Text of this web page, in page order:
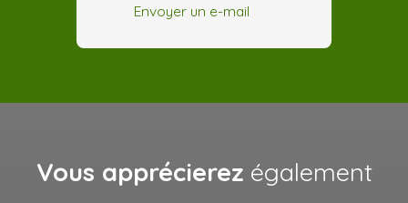
Envoyer un e-mail
Vous apprécierez également